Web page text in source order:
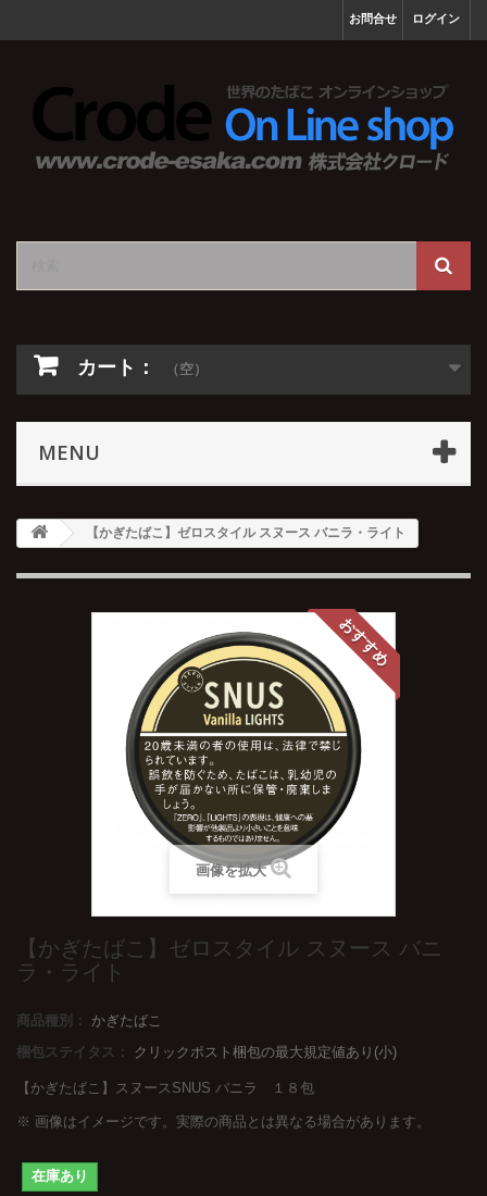
ログイン
お問合せ
カート： （空）
MENU
【かぎたばこ】ゼロスタイル スヌース バニラ・ライト
おすすめ
画像を拡大
【かぎたばこ】ゼロスタイル スヌース バニ
ラ・ライト
商品種別：
かぎたばこ
梱包ステイタス：
クリックポスト梱包の最大規定値あり(小)
【かぎたばこ】スヌースSNUS バニラ １８包
※ 画像はイメージです。実際の商品とは異なる場合があります。
在庫あり